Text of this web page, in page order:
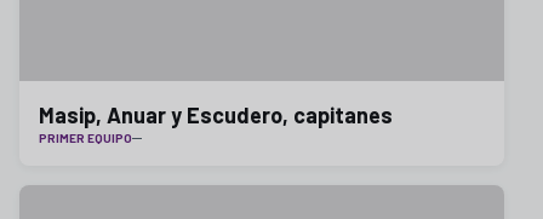
Masip, Anuar y Escudero, capitanes
PRIMER EQUIPO